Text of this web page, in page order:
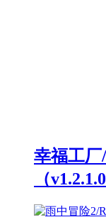
幸福工厂
（v1.2.1.0